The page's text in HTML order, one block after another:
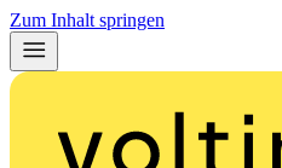
Zum Inhalt springen